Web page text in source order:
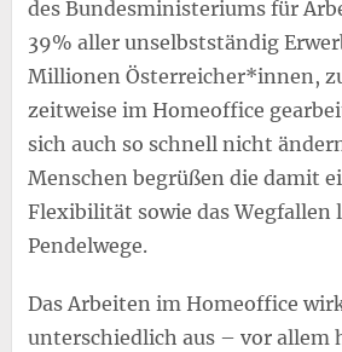
des Bundesministeriums für
39% aller unselbstständig
Millionen Österreicher*innen,
zeitweise im Homeoffice
sich auch so schnell nicht
Menschen begrüßen die damit
Flexibilität sowie das Wegfallen
Pendelwege.
Das Arbeiten im Homeoffice
unterschiedlich aus – vor allem